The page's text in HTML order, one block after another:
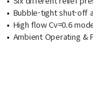
Bubble-tight shut-off
High flow Cv=0.6
Ambient Operating &